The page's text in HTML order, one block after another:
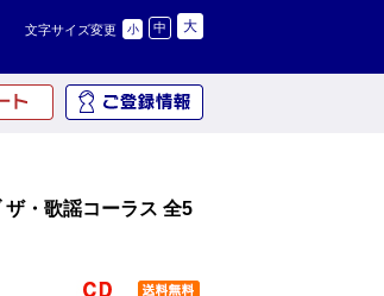
文字サイズ変更 小 中 大
・歌謡コーラス 全5